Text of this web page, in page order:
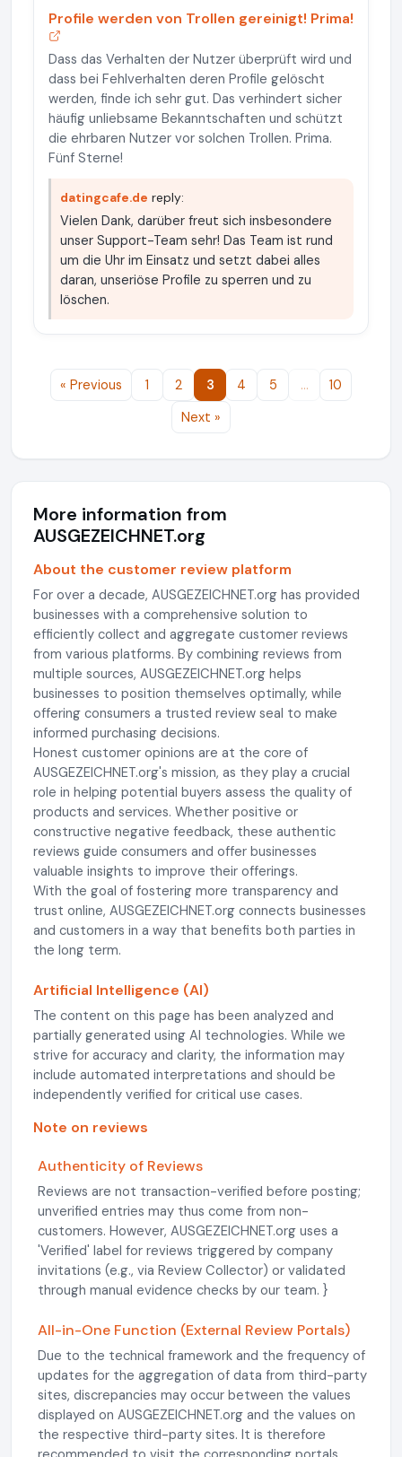
Profile werden von Trollen gereinigt! Prima!
Dass das Verhalten der Nutzer überprüft wird und
dass bei Fehlverhalten deren Profile gelöscht
werden, finde ich sehr gut. Das verhindert sicher
häufig unliebsame Bekanntschaften und schützt
die ehrbaren Nutzer vor solchen Trollen. Prima.
Fünf Sterne!
datingcafe.de reply:
Vielen Dank, darüber freut sich insbesondere
unser Support-Team sehr! Das Team ist rund
um die Uhr im Einsatz und setzt dabei alles
daran, unseriöse Profile zu sperren und zu
löschen.
« Previous 1 2 3 4 5 …
10
Next »
More information from
AUSGEZEICHNET.org
About the customer review platform
For over a decade, AUSGEZEICHNET.org has provided
businesses with a comprehensive solution to
efficiently collect and aggregate customer reviews
from various platforms. By combining reviews from
multiple sources, AUSGEZEICHNET.org helps
businesses to position themselves optimally, while
offering consumers a trusted review seal to make
informed purchasing decisions.
Honest customer opinions are at the core of
AUSGEZEICHNET.org's mission, as they play a crucial
role in helping potential buyers assess the quality of
products and services. Whether positive or
constructive negative feedback, these authentic
reviews guide consumers and offer businesses
valuable insights to improve their offerings.
With the goal of fostering more transparency and
trust online, AUSGEZEICHNET.org connects businesses
and customers in a way that benefits both parties in
the long term.
Artificial Intelligence (AI)
The content on this page has been analyzed and
partially generated using AI technologies. While we
strive for accuracy and clarity, the information may
include automated interpretations and should be
independently verified for critical use cases.
Note on reviews
Authenticity of Reviews
Reviews are not transaction-verified before posting;
unverified entries may thus come from non-
customers. However, AUSGEZEICHNET.org uses a
'Verified' label for reviews triggered by company
invitations (e.g., via Review Collector) or validated
through manual evidence checks by our team. }
All-in-One Function (External Review Portals)
Due to the technical framework and the frequency of
updates for the aggregation of data from third-party
sites, discrepancies may occur between the values
displayed on AUSGEZEICHNET.org and the values on
the respective third-party sites. It is therefore